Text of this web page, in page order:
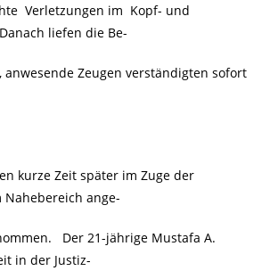
Verletzungen im Kopf- und
liefen die Be-
Zeugen verständigten sofort
kurze Zeit später im Zuge der
ange-
Der 21-jährige Mustafa A.
in der Justiz-